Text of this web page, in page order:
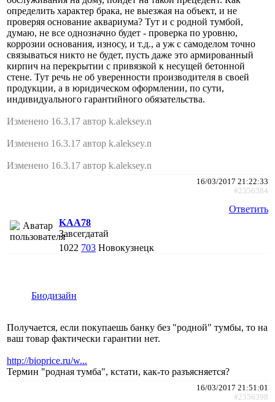
определить характер брака, не выезжая на объект, и не
проверяя основание аквариума? Тут и с родной тумбой,
думаю, не все однозначно будет - проверка по уровню,
коррозии основания, износу, и т.д., а уж с самоделом точно
связываться никто не будет, пусть даже это армированный
кирпич на перекрытии с привязкой к несущей бетонной
стене. Тут речь не об уверенности производителя в своей
продукции, а в юридическом оформлении, по сути,
индивидуального гарантийного обязательства.
Изменено 16.3.17 автор k.aleksey.n
Изменено 16.3.17 автор k.aleksey.n
Изменено 16.3.17 автор k.aleksey.n
16/03/2017 21:22:33
#2356384
Ответить
KAA78
Завсегдатай
1022 703 Новокузнецк
Биодизайн
Получается, если покупаешь банку без "родной" тумбы, то на
ваш товар фактически гарантии нет.
http://bioprice.ru/w...
Термин "родная тумба", кстати, как-то разъясняется?
16/03/2017 21:51:01
#2356398